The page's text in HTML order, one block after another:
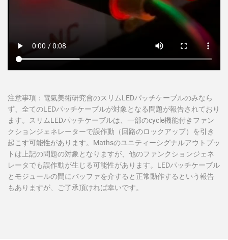
注意事項：電氣美術研究會のスリムLEDパッチケーブルのみなら
ず、全てのLEDパッチケーブルが対象となる問題が報告されており
ます。スリムLEDパッチケーブルは、一部のcycle機能付きファン
クションジェネレーターで誤作動（回路のロックアップ）を引き
起こす可能性があります。Mathsのユニティーシグナルアウトプッ
トは上記の問題の対象となりますが、他のファンクションジェネ
レータでも誤作動が生じる可能性があります。LEDパッチケーブル
とモジュールの間にバッファを介すると正常動作するという報告
もありますが、ご了承頂ければ幸いです。